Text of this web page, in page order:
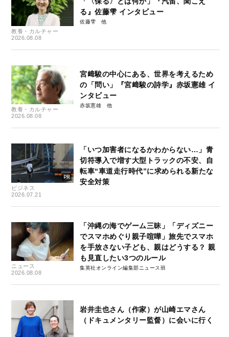
教養・カルチャー
2026.08.08
る』佐藤雫 インタビュー
佐藤雫
教養・カルチャー
2026.08.08
宮﨑駿の中心にある、世界を考えるため
の「問い」『宮﨑駿の詩学』赤坂憲雄 イ
ンタビュー
赤坂憲雄
ビジネス
2026.07.21
「いつ加害者になるかわからない…」青
切符導入で増す大型トラックの不安、自
転車“車道走行時代”に求められる新たな
安全対策
ニュース
2026.08.08
「沖縄の海でゲーム三昧」「ディズニー
でスマホめぐり親子喧嘩」旅先でスマホ
を手放さない子ども、親はどうする？ 親
も見直したい3つのルール
集英社オンライン編集部ニュース班
岩井圭也さん（作家）が山崎エマさん
（ドキュメンタリー監督）に会いに行く